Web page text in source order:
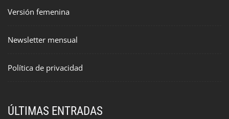
Versión femenina
Newsletter mensual
Política de privacidad
ÚLTIMAS ENTRADAS